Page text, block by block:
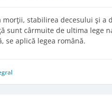
morţii, stabilirea decesului şi
sunt cârmuite de ultima lege
se aplică legea română.